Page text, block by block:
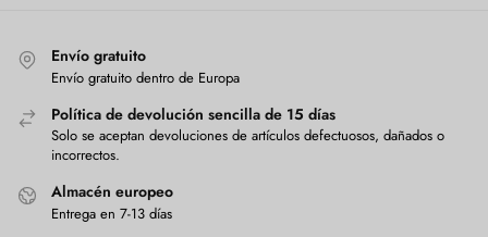
Envío gratuito
Envío gratuito dentro de Europa
Política de devolución sencilla de 15 días
Solo se aceptan devoluciones de artículos defectuosos, dañados o
incorrectos.
Almacén europeo
Entrega en 7-13 días